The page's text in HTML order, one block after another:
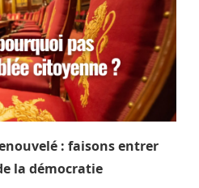
: faisons entrer
la démocratie